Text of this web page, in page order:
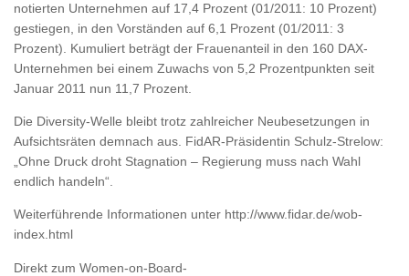
notierten Unternehmen auf 17,4 Prozent (01/2011: 10 Prozent)
gestiegen, in den Vorständen auf 6,1 Prozent (01/2011: 3
Prozent). Kumuliert beträgt der Frauenanteil in den 160 DAX-
Unternehmen bei einem Zuwachs von 5,2 Prozentpunkten seit
Januar 2011 nun 11,7 Prozent.
Die Diversity-Welle bleibt trotz zahlreicher Neubesetzungen in
Aufsichtsräten demnach aus. FidAR-Präsidentin Schulz-Strelow:
„Ohne Druck droht Stagnation – Regierung muss nach Wahl
endlich handeln“.
Weiterführende Informationen unter http://www.fidar.de/wob-
index.html
Direkt zum Women-on-Board-